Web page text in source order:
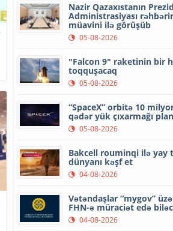
Nazir Qazaxıstanın
Administrasiyası
müavini ilə görüşüb
05-08-2026
"Falcon 9" raketinin bir
toqquşacaq
05-08-2026
“SpaceX” orbitə 10
qədər yük çıxarmağı
05-08-2026
Bakcell rouminqi ilə yay
dünyanı kəşf et
04-08-2026
Vətəndaşlar “mygov”
FHN-ə müraciət edə
04-08-2026